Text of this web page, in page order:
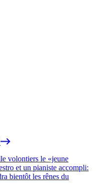
volontiers le «jeune
et un pianiste accompli:
bientôt les rênes du